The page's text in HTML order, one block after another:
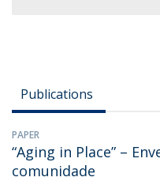
Publications
PAPER
“Aging in Place” –
comunidade